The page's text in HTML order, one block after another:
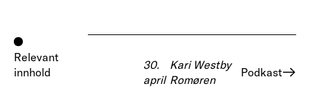
Relevant
innhold
30.
april
Kari Westby
Romøren
Podkast